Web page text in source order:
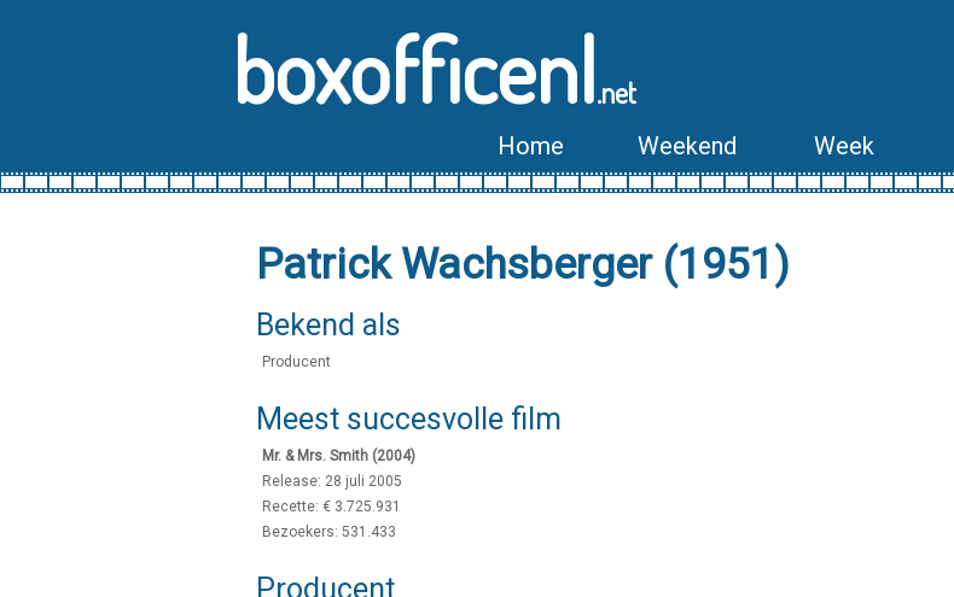
boxofficenl.net
Home Weekend Week
Patrick Wachsberger (1951)
Bekend als
Producent
Meest succesvolle film
Mr. & Mrs. Smith (2004)
Release: 28 juli 2005
Recette: € 3.725.931
Bezoekers: 531.433
Producent